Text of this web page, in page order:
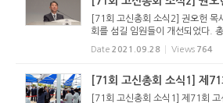
[71회 고신총회 소식2] 권오헌 목
회를 섬길 임원들이 개선되었다.
목사부총회장에 권오헌 목사, 장
당선되었다. 3명이 출마하여 각축
Date 2021.09.28 Views 764
[71회 고신총회 소식1] 제
[71회 고신총회 소식1] 제71회